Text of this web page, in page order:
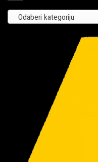
Odaberi kategoriju